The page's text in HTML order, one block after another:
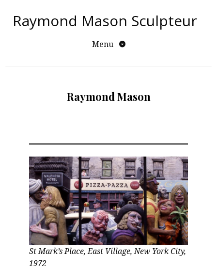
au
contenu
Raymond Mason Sculpteur
Menu
Raymond Mason
St Mark’s Place, East Village, New York City,
1972